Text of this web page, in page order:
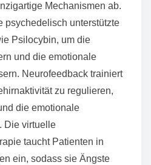
Inhalte und 24/7-
Bedürfnissen
Die Effektivität kann
und der Qualität
entstehen in der
Behandlung psychischer
unterstützte